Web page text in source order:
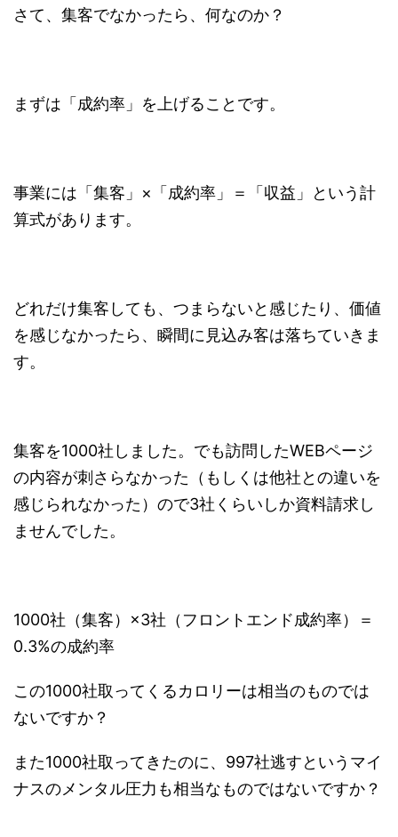
さて、集客でなかったら、何なのか？
まずは「成約率」を上げることです。
事業には「集客」×「成約率」＝「収益」という計
算式があります。
どれだけ集客しても、つまらないと感じたり、価値
を感じなかったら、瞬間に見込み客は落ちていきま
す。
集客を1000社しました。でも訪問したWEBページ
の内容が刺さらなかった（もしくは他社との違いを
感じられなかった）ので3社くらいしか資料請求し
ませんでした。
1000社（集客）×3社（フロントエンド成約率）＝
0.3%の成約率
この1000社取ってくるカロリーは相当のものでは
ないですか？
また1000社取ってきたのに、997社逃すというマイ
ナスのメンタル圧力も相当なものではないですか？